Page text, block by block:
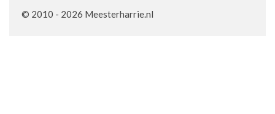
© 2010 - 2026 Meesterharrie.nl